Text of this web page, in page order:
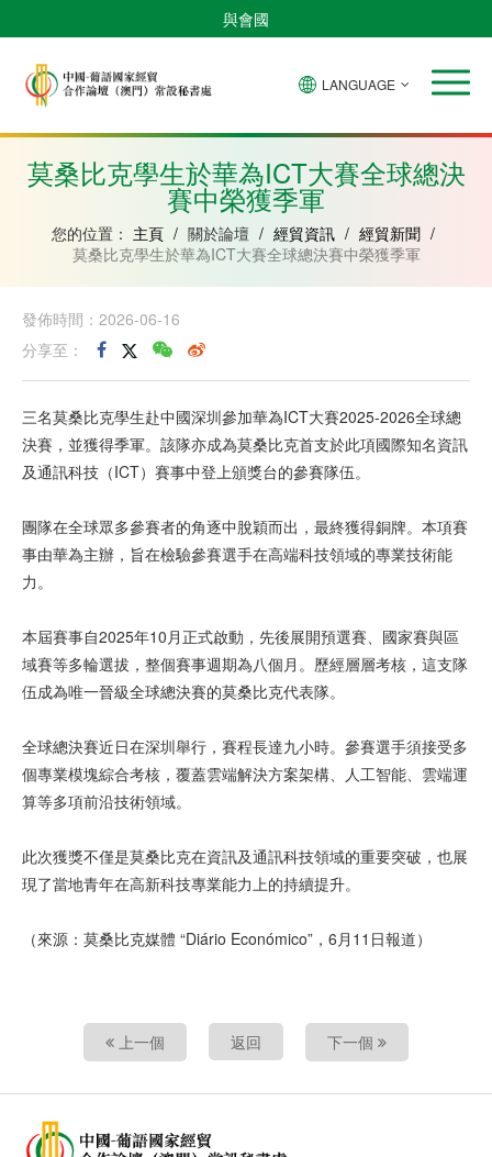
與會國
安
比
紹
內
亞
克
和
普
西
比
LANGUAGE
莫桑比克學生於華為ICT大賽全球總決
賽中榮獲季軍
您的位置： 主頁 / 關於論壇 / 經貿資訊 / 經貿新聞 /
莫桑比克學生於華為ICT大賽全球總決賽中榮獲季軍
發佈時間：2026-06-16
分享至：
三名莫桑比克學生赴中國深圳參加華為ICT大賽2025-2026全球總
決賽，並獲得季軍。該隊亦成為莫桑比克首支於此項國際知名資訊
及通訊科技（ICT）賽事中登上頒獎台的參賽隊伍。
團隊在全球眾多參賽者的角逐中脫穎而出，最終獲得銅牌。本項賽
事由華為主辦，旨在檢驗參賽選手在高端科技領域的專業技術能
力。
本屆賽事自2025年10月正式啟動，先後展開預選賽、國家賽與區
域賽等多輪選拔，整個賽事週期為八個月。歷經層層考核，這支隊
伍成為唯一晉級全球總決賽的莫桑比克代表隊。
全球總決賽近日在深圳舉行，賽程長達九小時。參賽選手須接受多
個專業模塊綜合考核，覆蓋雲端解決方案架構、人工智能、雲端運
算等多項前沿技術領域。
此次獲獎不僅是莫桑比克在資訊及通訊科技領域的重要突破，也展
現了當地青年在高新科技專業能力上的持續提升。
（來源：莫桑比克媒體 “Diário Económico”，6月11日報道）
上一個 返回 下一個